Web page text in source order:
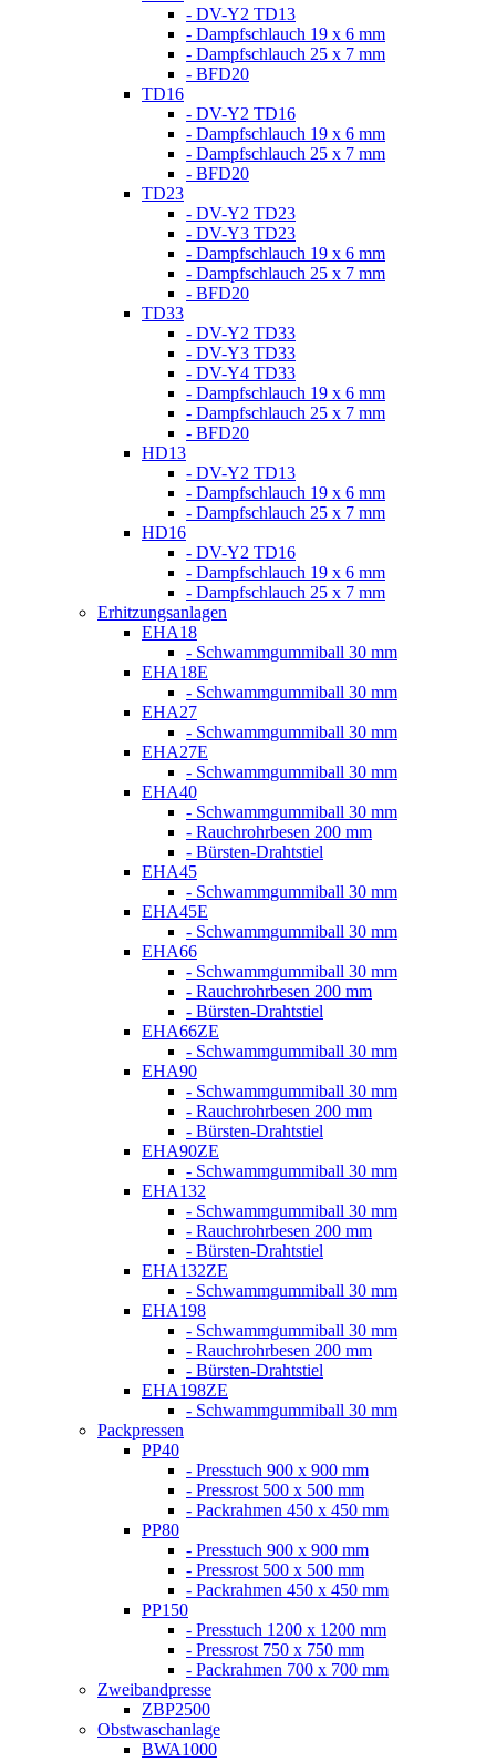
- DV-Y2 TD13
- Dampfschlauch 19 x 6 mm
- Dampfschlauch 25 x 7 mm
- BFD20
TD16
- DV-Y2 TD16
- Dampfschlauch 19 x 6 mm
- Dampfschlauch 25 x 7 mm
- BFD20
TD23
- DV-Y2 TD23
- DV-Y3 TD23
- Dampfschlauch 19 x 6 mm
- Dampfschlauch 25 x 7 mm
- BFD20
TD33
- DV-Y2 TD33
- DV-Y3 TD33
- DV-Y4 TD33
- Dampfschlauch 19 x 6 mm
- Dampfschlauch 25 x 7 mm
- BFD20
HD13
- DV-Y2 TD13
- Dampfschlauch 19 x 6 mm
- Dampfschlauch 25 x 7 mm
HD16
- DV-Y2 TD16
- Dampfschlauch 19 x 6 mm
- Dampfschlauch 25 x 7 mm
Erhitzungsanlagen
EHA18
- Schwammgummiball 30 mm
EHA18E
- Schwammgummiball 30 mm
EHA27
- Schwammgummiball 30 mm
EHA27E
- Schwammgummiball 30 mm
EHA40
- Schwammgummiball 30 mm
- Rauchrohrbesen 200 mm
- Bürsten-Drahtstiel
EHA45
- Schwammgummiball 30 mm
EHA45E
- Schwammgummiball 30 mm
EHA66
- Schwammgummiball 30 mm
- Rauchrohrbesen 200 mm
- Bürsten-Drahtstiel
EHA66ZE
- Schwammgummiball 30 mm
EHA90
- Schwammgummiball 30 mm
- Rauchrohrbesen 200 mm
- Bürsten-Drahtstiel
EHA90ZE
- Schwammgummiball 30 mm
EHA132
- Schwammgummiball 30 mm
- Rauchrohrbesen 200 mm
- Bürsten-Drahtstiel
EHA132ZE
- Schwammgummiball 30 mm
EHA198
- Schwammgummiball 30 mm
- Rauchrohrbesen 200 mm
- Bürsten-Drahtstiel
EHA198ZE
- Schwammgummiball 30 mm
Packpressen
PP40
- Presstuch 900 x 900 mm
- Pressrost 500 x 500 mm
- Packrahmen 450 x 450 mm
PP80
- Presstuch 900 x 900 mm
- Pressrost 500 x 500 mm
- Packrahmen 450 x 450 mm
PP150
- Presstuch 1200 x 1200 mm
- Pressrost 750 x 750 mm
- Packrahmen 700 x 700 mm
Zweibandpresse
ZBP2500
Obstwaschanlage
BWA1000